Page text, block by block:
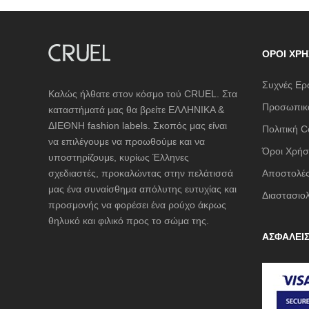
Καλώς ήλθατε στον κόσμο τού CRUEL. Στα
καταστήματά μας θα βρείτε ΕΛΛΗΝΙΚΑ &
ΔΙΕΘΝΗ fashion labels. Σκοπός μας είναι
να επιλέγουμε να προωθούμε και να
υποστηρίζουμε, κυρίως Έλληνες
σχεδιαστές, προκαλώντας στην πελάτισσά
μας ένα συναίσθημα απόλυτης ευτυχίας και
προσμονής να φορέσει ένα ρούχο άκρως
θηλυκό και φιλικό προς το σώμα της.
ΌΡΟΙ
Συχνές
Πολιτική
Όροι